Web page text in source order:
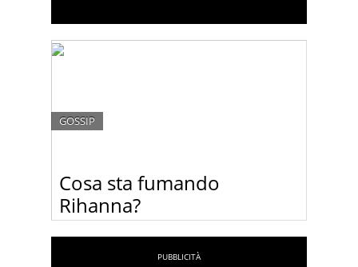
Cosa sta fumando
Rihanna?
GOSSIP